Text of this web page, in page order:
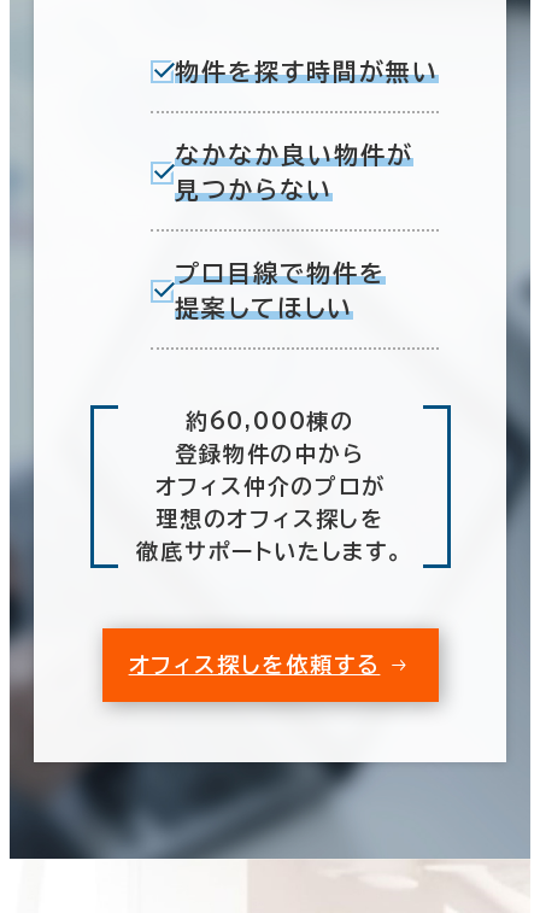
物件を探す時間が無い
なかなか良い物件が
見つからない
プロ目線で物件を
提案してほしい
約60,000棟の
登録物件の中から
オフィス仲介のプロが
理想のオフィス探しを
徹底サポートいたします。
オフィス探しを依頼する